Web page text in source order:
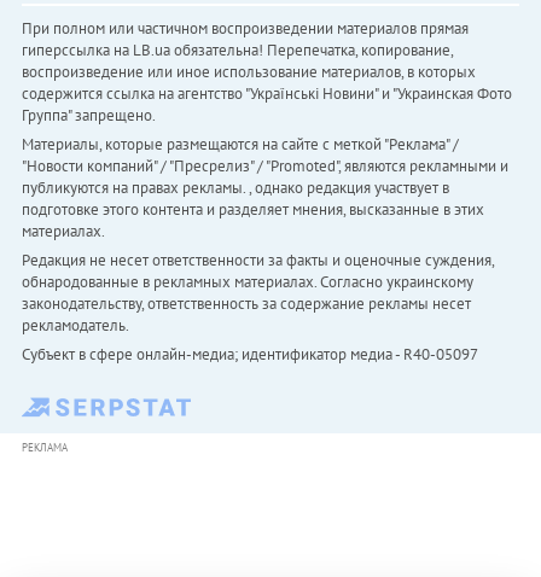
При полном или частичном воспроизведении материалов прямая
гиперссылка на LB.ua обязательна! Перепечатка, копирование,
воспроизведение или иное использование материалов, в которых
содержится ссылка на агентство "Українськi Новини" и "Украинская Фото
Группа" запрещено.
Материалы, которые размещаются на сайте с меткой "Реклама" /
"Новости компаний" / "Пресрелиз" / "Promoted", являются рекламными и
публикуются на правах рекламы. , однако редакция участвует в
подготовке этого контента и разделяет мнения, высказанные в этих
материалах.
Редакция не несет ответственности за факты и оценочные суждения,
обнародованные в рекламных материалах. Согласно украинскому
законодательству, ответственность за содержание рекламы несет
рекламодатель.
Субъект в сфере онлайн-медиа; идентификатор медиа - R40-05097
РЕКЛАМА